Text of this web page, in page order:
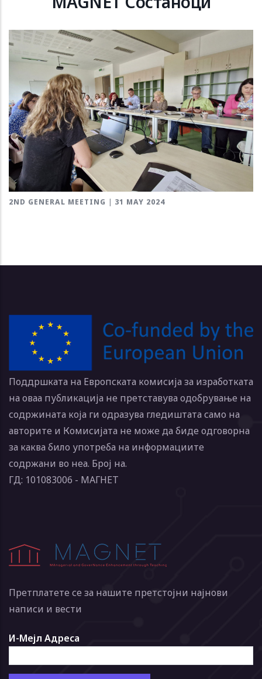
2ND GENERAL MEETING | 31 MAY 2024
Поддршката на Европската комисија за изработката
на оваа публикација не претставува одобрување на
содржината која ги одразува гледиштата само на
авторите и Комисијата не може да биде одговорна
за каква било употреба на информациите
содржани во неа. Број на.
ГД: 101083006 - МАГНЕТ
Претплатете се за нашите претстојни најнови
написи и вести
И-Мејл Адреса